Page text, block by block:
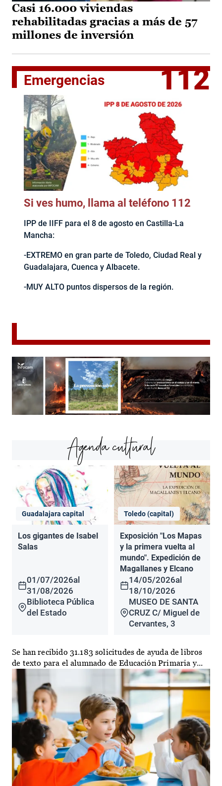
Casi 16.000 viviendas
rehabilitadas gracias a más de 57
millones de inversión
Emergencias 112
Si ves humo, llama al teléfono 112
IPP de IIFF para el 8 de agosto en Castilla-La
Mancha:
-EXTREMO en gran parte de Toledo, Ciudad Real y
Guadalajara, Cuenca y Albacete.
-MUY ALTO puntos dispersos de la región.
Agenda cultural
Guadalajara capital
Los gigantes de Isabel
Salas
01/07/2026al
31/08/2026
Biblioteca Pública
del Estado
Toledo (capital)
Exposición "Los Mapas
y la primera vuelta al
mundo". Expedición de
Magallanes y Elcano
14/05/2026al
18/10/2026
MUSEO DE SANTA
CRUZ C/ Miguel de
Cervantes, 3
Se han recibido 31.183 solicitudes de ayuda de libros
de texto para el alumnado de Educación Primaria y...